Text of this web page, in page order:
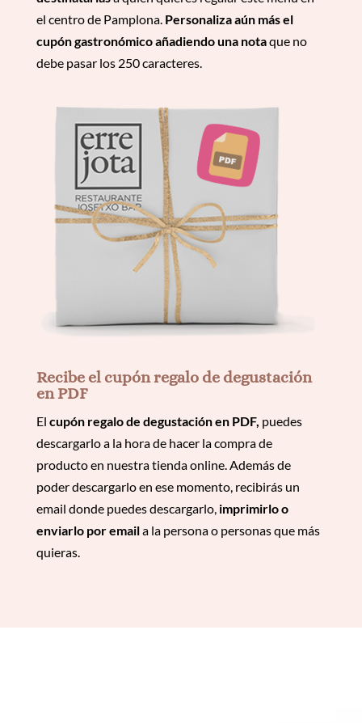
el centro de Pamplona. Personaliza aún más el
cupón gastronómico añadiendo una notaque no
debe pasar los 250 caracteres.
Recibe el cupón regalo de degustación
en PDF
El cupón regalo de degustación en PDF, puedes
descargarlo a la hora de hacer la compra de
producto en nuestra tienda online. Además de
poder descargarlo en ese momento, recibirás un
email donde puedes descargarlo, imprimirlo o
enviarlo por emaila la persona o personas que más
quieras.